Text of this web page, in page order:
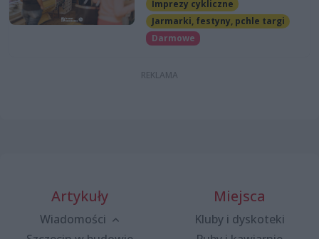
Imprezy cykliczne
Jarmarki, festyny, pchle targi
Darmowe
Artykuły
Wiadomości
Miejsca
Kluby i dyskoteki